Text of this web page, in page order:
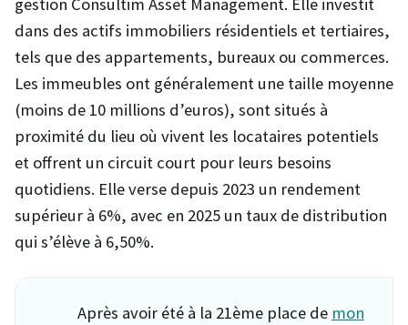
dans des actifs immobiliers résidentiels et tertiaires,
tels que des appartements, bureaux ou commerces.
Les immeubles ont généralement une taille moyenne
(moins de 10 millions d’euros), sont situés à
proximité du lieu où vivent les locataires potentiels
et offrent un circuit court pour leurs besoins
quotidiens. Elle verse depuis 2023 un rendement
supérieur à 6%, avec en 2025 un taux de distribution
qui s’élève à 6,50%.
Après avoir été à la 21ème place de mon